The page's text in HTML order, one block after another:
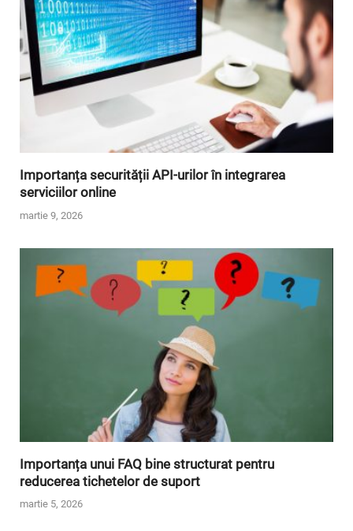
Importanța securității API-urilor în integrarea
serviciilor online
martie 9, 2026
Importanța unui FAQ bine structurat pentru
reducerea tichetelor de suport
martie 5, 2026